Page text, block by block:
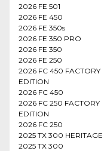
2026 FE 501
2026 FE 450
2026 FE 350s
2026 FE 350 PRO
2026 FE 350
2026 FE 250
2026 FC 450 FACTORY
EDITION
2026 FC 450
2026 FC 250 FACTORY
EDITION
2026 FC 250
2025 TX 300 HERITAGE
2025 TX 300